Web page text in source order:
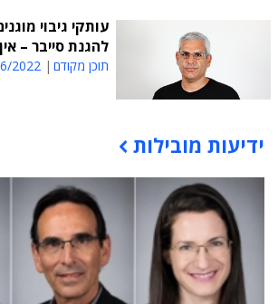
עותקי גיבוי
להגנת סייבר –
תוכן מקודם 15:14
תוכן פרסומי
ידיעות מובילות